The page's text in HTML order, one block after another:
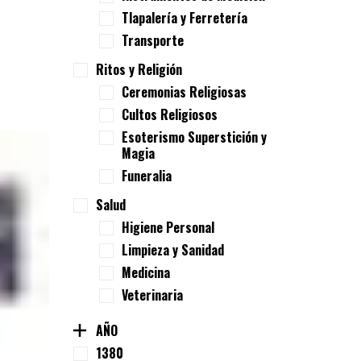
Tlapalería y Ferretería
Transporte
Ritos y Religión
Ceremonias Religiosas
Cultos Religiosos
Esoterismo Superstición y
Magia
Funeralia
Salud
Higiene Personal
Limpieza y Sanidad
Medicina
Veterinaria
AÑO
1380